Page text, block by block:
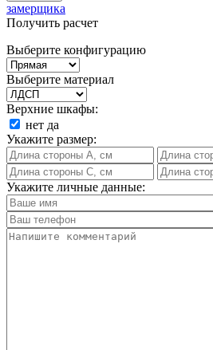
замерщика
Получить расчет
Выберите конфигурацию
Выберите материал
Верхние шкафы:
нет да
Укажите размер:
Укажите личные данные: